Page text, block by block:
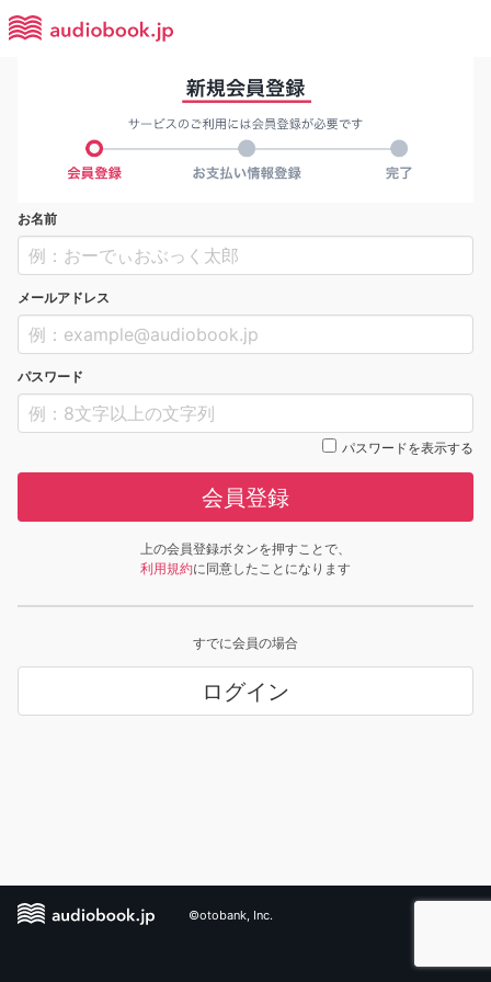
お名前
メールアドレス
パスワード
パスワードを表示する
会員登録
上の会員登録ボタンを押すことで、
利用規約に同意したことになります
すでに会員の場合
ログイン
©otobank, Inc.